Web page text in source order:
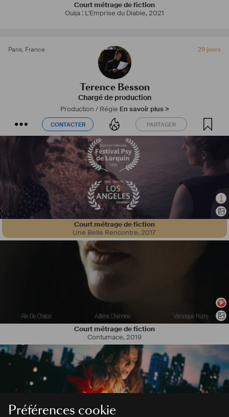
Préférences cookie
Court métrage de fiction
Ouija : L'Emprise du Diable,2021
Paris, France 29 jours
Terence Besson
Chargé de production
Production / Régie En savoir plus >
CONTACTER PARTAGER
CONTACTER PARTAGER
Court métrage de fiction
Une Belle Rencontre,2017
Court métrage de fiction
Contumace,2019